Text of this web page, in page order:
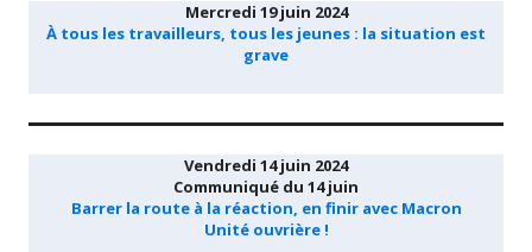
Mercredi 19 juin 2024
À tous les travailleurs, tous les jeunes : la situation est
grave
Vendredi 14 juin 2024
Communiqué du 14 juin
Barrer la route à la réaction, en finir avec Macron
Unité ouvrière !